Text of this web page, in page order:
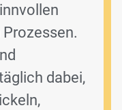
dabei,